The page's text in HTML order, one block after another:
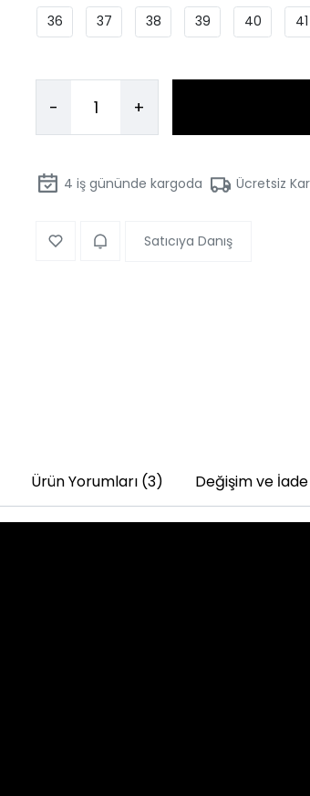
36
37 38 39 40 41
- +
4 iş gününde kargoda Ücretsiz
Satıcıya Danış
Ürün Yorumları (3) Değişim ve İade